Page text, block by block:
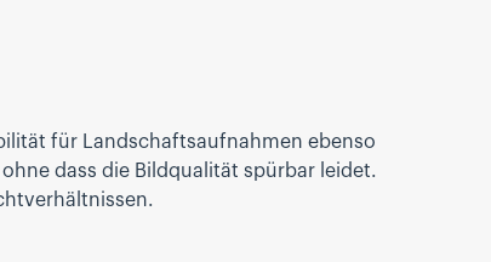
für Landschaftsaufnahmen ebenso
dass die Bildqualität spürbar leidet.